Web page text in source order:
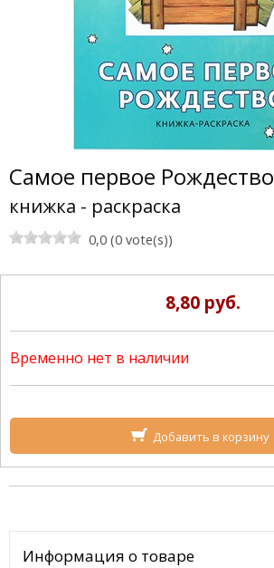
Самое первое Рождество
книжка - раскраска
0,0 (0 vote(s))
8,80 руб.
Временно нет в наличии
Добавить в корзину
Информация о товаре